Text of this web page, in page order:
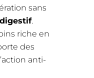
sans
.
riche en
des
anti-